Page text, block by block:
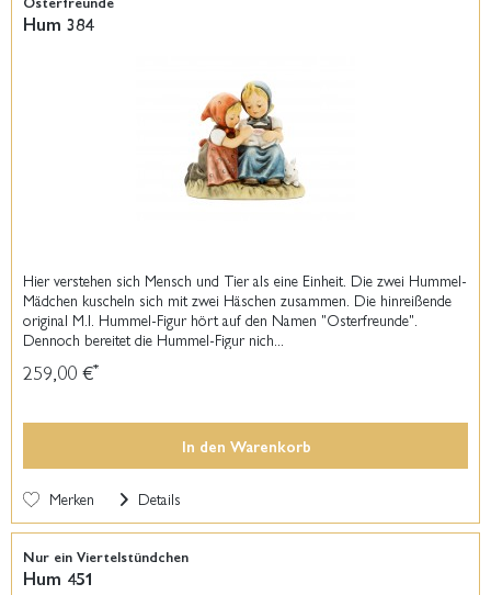
Hum 384
Hier verstehen sich Mensch und Tier als eine Einheit. Die zwei Hummel-
Mädchen kuscheln sich mit zwei Häschen zusammen. Die hinreißende
original M.I. Hummel-Figur hört auf den Namen "Osterfreunde".
Dennoch bereitet die Hummel-Figur nich...
259,00 €*
In den Warenkorb
Merken Details
Nur ein Viertelstündchen
Hum 451